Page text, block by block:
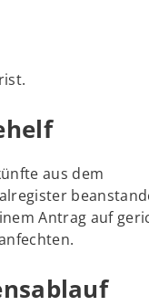
aus dem
Antrag auf